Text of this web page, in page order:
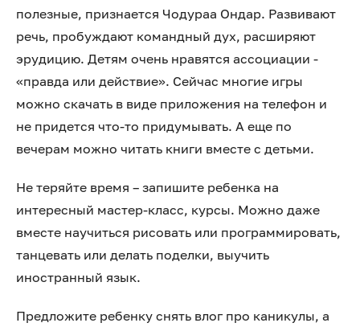
полезные, признается Чодураа Ондар. Развивают
речь, пробуждают командный дух, расширяют
эрудицию. Детям очень нравятся ассоциации -
«правда или действие». Сейчас многие игры
можно скачать в виде приложения на телефон и
не придется что-то придумывать. А еще по
вечерам можно читать книги вместе с детьми.
Не теряйте время – запишите ребенка на
интересный мастер-класс, курсы. Можно даже
вместе научиться рисовать или программировать,
танцевать или делать поделки, выучить
иностранный язык.
Предложите ребенку снять влог про каникулы, а